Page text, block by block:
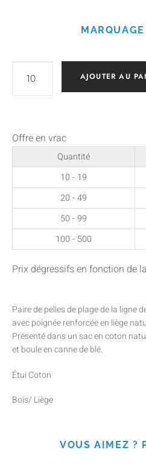
AJOUTER AU
Offre en vrac
Quantité
10 - 19
20 - 49
50 - 99
100 - 500
Prix dégressifs en fonction de
Paire de pelles de plage de la ligne
avec poignée renforcée en liège
Présenté dans un sac en coton
et boule en canne de blé.
Étui Coton
Bois/ Liège
VOUS AIMEZ ?